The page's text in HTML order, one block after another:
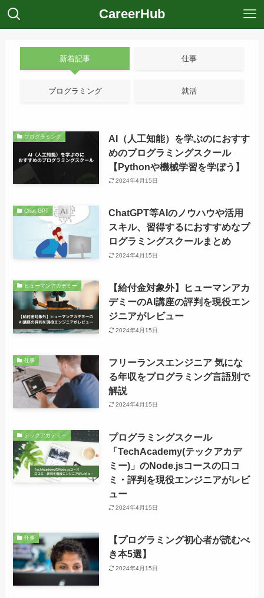
CareerHub
新着記事 仕事
プログラミング 就活
プログラミング
AI（人工知能）を学ぶのにおすす
めのプログラミングスクール
【Pythonや機械学習を学ぼう】
2024年4月15日
Chat GPT
ChatGPT等AIのノウハウや活用
スキル、習得するにおすすめなプ
ログラミングスクールまとめ
2024年4月15日
ヒューマンアカデミー
【給付金対象外】ヒューマンアカ
デミーのAI講座の評判を現役エン
ジニアがレビュー
2024年4月15日
仕事
フリーランスエンジニア 気にな
る年収をプログラミング言語別で
解説
2024年4月15日
テックアカデミー
プログラミングスクール
「TechAcademy(テックアカデ
ミー)」のNode.jsコースの口コ
ミ・評判を現役エンジニアがレビ
ュー
2024年4月15日
仕事
【プログラミング初心者が読むべ
き本5選】
2024年4月15日